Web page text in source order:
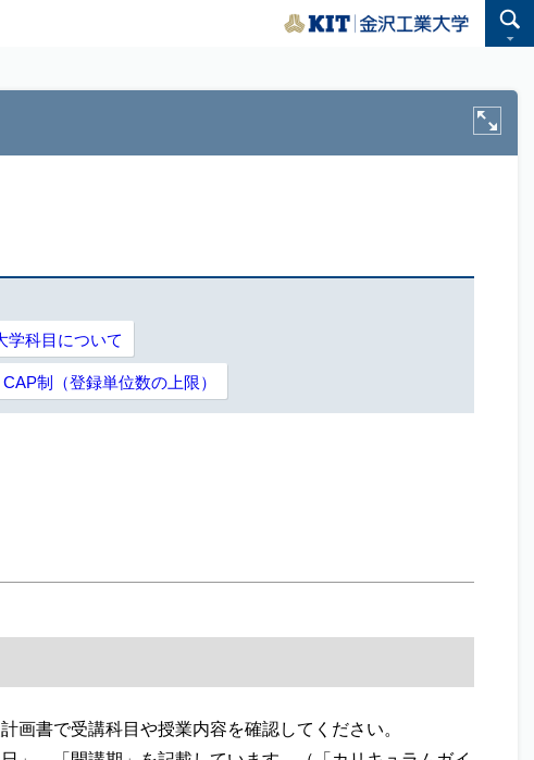
学科目について
CAP制（登録単位数の上限）
画書で受講科目や授業内容を確認してください。